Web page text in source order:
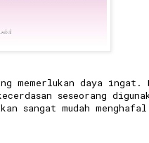
memerlukan daya ingat.
seseorang
sangat mudah